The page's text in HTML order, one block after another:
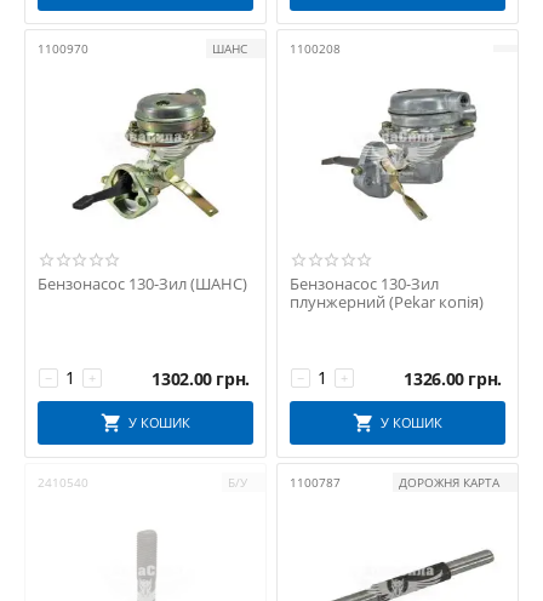
МОТОРДЕТАЛЬ
НЗТА
ПРАМО
ПРОГРЕС
Рось-гума
СНД
СОАТЭ
СССР
СТК
1100970 ШАНС
Бензонасос 130-Зил (ШАНС)
+
− 1302.00 грн.
У КОШИК
1100208
Бензонасос 130-Зил
плунжерний (Pekar копія)
+
− 1326.00 грн.
У КОШИК
2410540 Б/У 1100787 ДОРОЖНЯ КАРТА